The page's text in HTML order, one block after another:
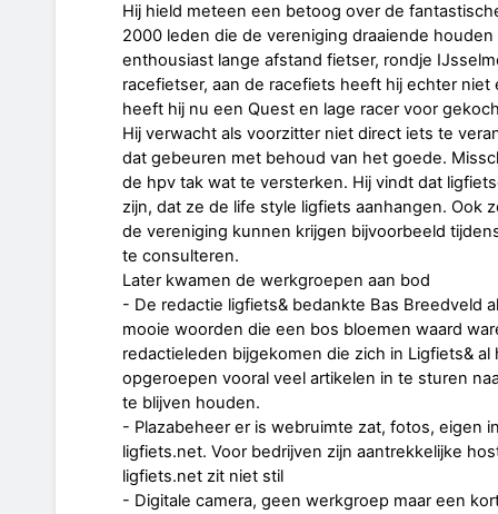
Hij hield meteen een betoog over de
2000 leden die de vereniging draaiende
enthousiast lange afstand fietser, rondje
racefietser, aan de racefiets heeft hij echter
heeft hij nu een Quest en lage racer voor
Hij verwacht als voorzitter niet direct iets te
dat gebeuren met behoud van het goede.
de hpv tak wat te versterken. Hij vindt dat
zijn, dat ze de life style ligfiets aanhangen. Ook
de vereniging kunnen krijgen bijvoorbeeld
te consulteren.
Later kwamen de werkgroepen aan bod
- De redactie ligfiets& bedankte Bas Breedveld
mooie woorden die een bos bloemen waard
redactieleden bijgekomen die zich in Ligfiets&
opgeroepen vooral veel artikelen in te sturen
te blijven houden.
- Plazabeheer er is webruimte zat, fotos, eigen
ligfiets.net. Voor bedrijven zijn aantrekkelijke
ligfiets.net zit niet stil
- Digitale camera, geen werkgroep maar een